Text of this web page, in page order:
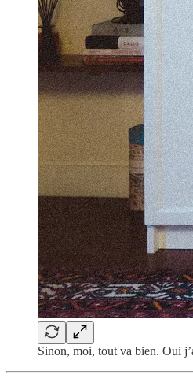
Sinon, moi, tout va bien. Oui